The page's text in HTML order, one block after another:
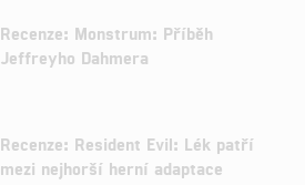
Recenze: Monstrum: Příběh
Jeffreyho Dahmera
Recenze: Resident Evil: Lék patří
mezi nejhorší herní adaptace